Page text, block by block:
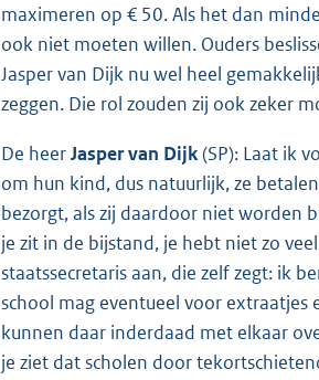
maximeren op € 50. Als het dan
ook niet moeten willen. Ouders
Jasper van Dijk nu wel heel
zeggen. Die rol zouden zij ook zeker
De heerJasper van Dijk(SP): Laat ik
om hun kind, dus natuurlijk, ze
bezorgt, als zij daardoor niet worden
je zit in de bijstand, je hebt niet zo
staatssecretaris aan, die zelf zegt: ik
school mag eventueel voor
kunnen daar inderdaad met elkaar
je ziet dat scholen door